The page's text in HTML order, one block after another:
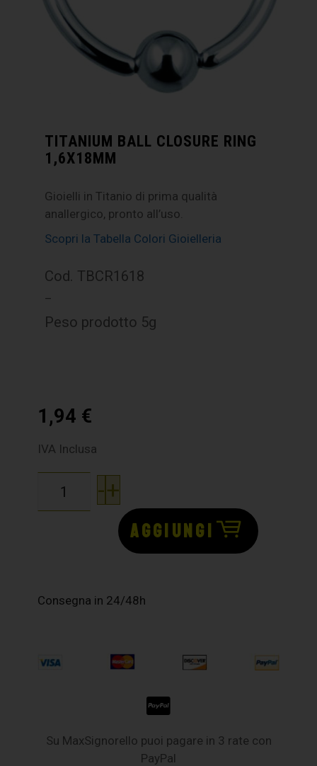
TITANIUM BALL CLOSURE RING
1,6X18MM
Gioielli in Titanio di prima qualità
anallergico, pronto all’uso.
Scopri la Tabella Colori Gioielleria
Cod. TBCR1618
–
Peso prodotto 5g
1,94 €
IVA Inclusa
-+
AGGIUNGI
Consegna in 24/48h
Su MaxSignorello puoi pagare in 3 rate con
PayPal